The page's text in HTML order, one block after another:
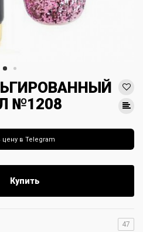
№1208
цену в Telegram
Купить
47